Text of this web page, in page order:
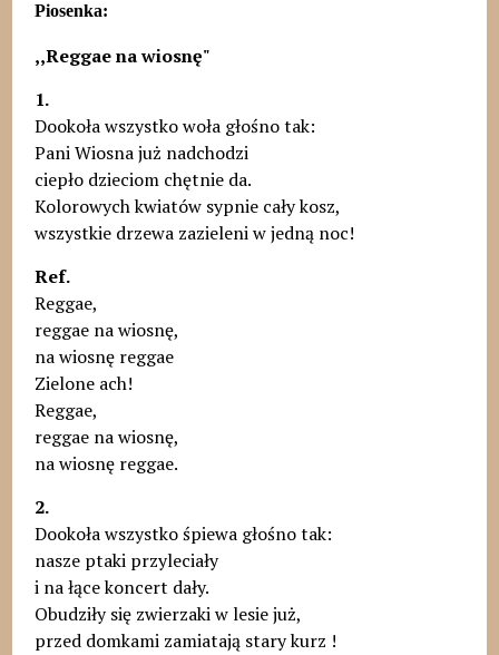
Piosenka:
,,Reggae na wiosnę"
1.
Dookoła wszystko woła głośno tak:
Pani Wiosna już nadchodzi
ciepło dzieciom chętnie da.
Kolorowych kwiatów sypnie cały kosz,
wszystkie drzewa zazieleni w jedną noc!
Ref.
Reggae,
reggae na wiosnę,
na wiosnę reggae
Zielone ach!
Reggae,
reggae na wiosnę,
na wiosnę reggae.
2.
Dookoła wszystko śpiewa głośno tak:
nasze ptaki przyleciały
i na łące koncert dały.
Obudziły się zwierzaki w lesie już,
przed domkami zamiatają stary kurz !